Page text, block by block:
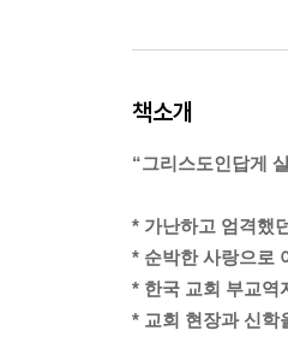
책소개
“그리스도인답게
* 가난하고 엄격했
* 순박한 사랑으로
* 한국 교회 부교역
* 교회 현장과 신학